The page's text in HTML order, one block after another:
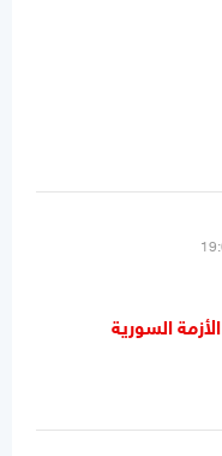
الأزمة السورية